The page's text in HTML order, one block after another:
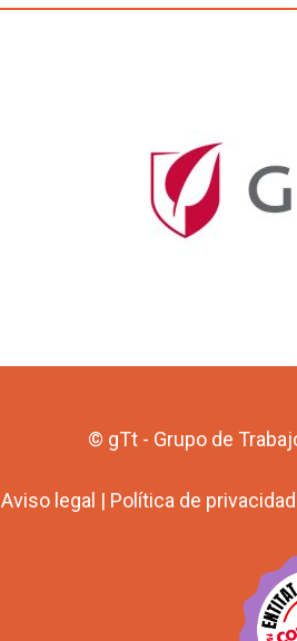
© gTt - Grupo de
Aviso legal | Política de privacidad